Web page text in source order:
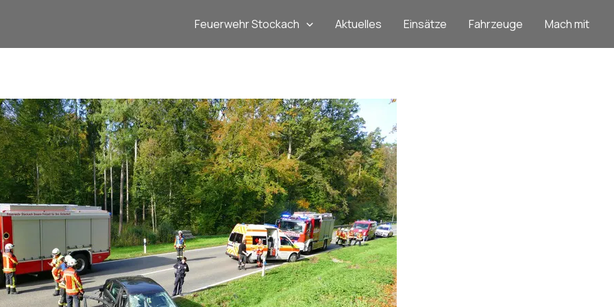
Feuerwehr Stockach Aktuelles Einsätze Fahrzeuge Mach mit